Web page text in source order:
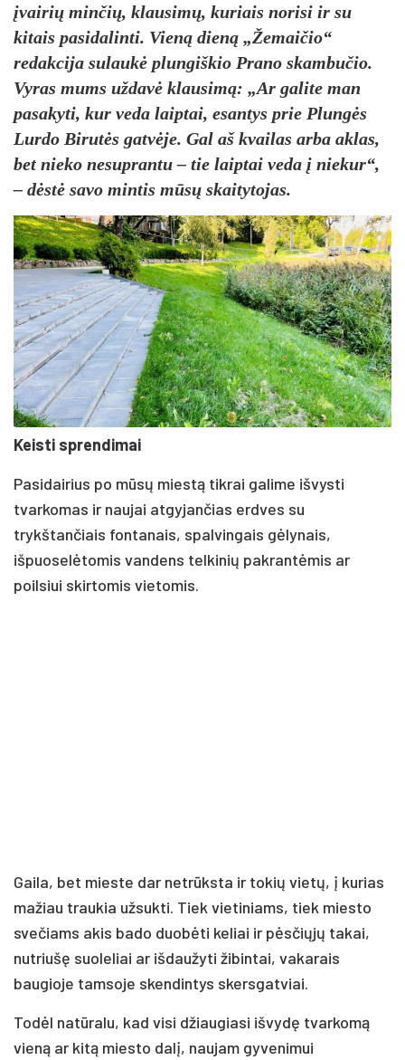
įvairių minčių, klausimų, kuriais norisi ir su
kitais pasidalinti. Vieną dieną „Žemaičio“
redakcija sulaukė plungiškio Prano skambučio.
Vyras mums uždavė klausimą: „Ar galite man
pasakyti, kur veda laiptai, esantys prie Plungės
Lurdo Birutės gatvėje. Gal aš kvailas arba aklas,
bet nieko nesuprantu – tie laiptai veda į niekur“,
– dėstė savo mintis mūsų skaitytojas.
Keisti sprendimai
Pasidairius po mūsų miestą tikrai galime išvysti
tvarkomas ir naujai atgyjančias erdves su
trykštančiais fontanais, spalvingais gėlynais,
išpuoselėtomis vandens telkinių pakrantėmis ar
poilsiui skirtomis vietomis.
Gaila, bet mieste dar netrūksta ir tokių vietų, į kurias
mažiau traukia užsukti. Tiek vietiniams, tiek miesto
svečiams akis bado duobėti keliai ir pėsčiųjų takai,
nutriušę suoleliai ar išdaužyti žibintai, vakarais
baugioje tamsoje skendintys skersgatviai.
Todėl natūralu, kad visi džiaugiasi išvydę tvarkomą
vieną ar kitą miesto dalį, naujam gyvenimui